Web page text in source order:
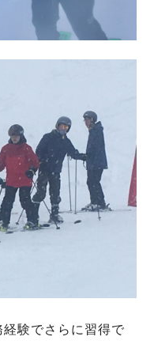
験でさらに習得で